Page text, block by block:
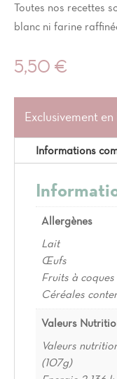
Toutes nos recettes
blanc ni farine
5,50 €
Exclusivement
Informations
Allergènes
Lait
Œufs
Fruits à coques
Céréales
Valeurs
Valeurs
(107g)